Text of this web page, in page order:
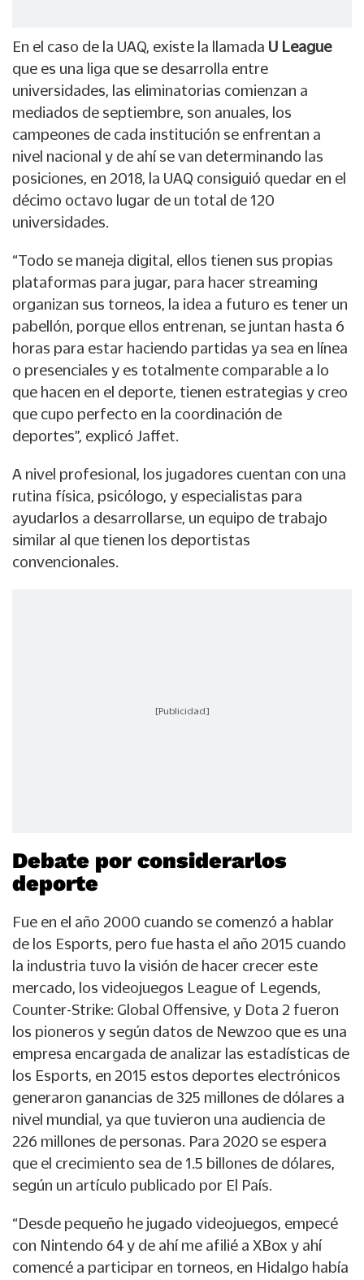
En el caso de la UAQ, existe la llamada U League
que es una liga que se desarrolla entre
universidades, las eliminatorias comienzan a
mediados de septiembre, son anuales, los
campeones de cada institución se enfrentan a
nivel nacional y de ahí se van determinando las
posiciones, en 2018, la UAQ consiguió quedar en el
décimo octavo lugar de un total de 120
universidades.
“Todo se maneja digital, ellos tienen sus propias
plataformas para jugar, para hacer streaming
organizan sus torneos, la idea a futuro es tener un
pabellón, porque ellos entrenan, se juntan hasta 6
horas para estar haciendo partidas ya sea en línea
o presenciales y es totalmente comparable a lo
que hacen en el deporte, tienen estrategias y creo
que cupo perfecto en la coordinación de
deportes”, explicó Jaffet.
A nivel profesional, los jugadores cuentan con una
rutina física, psicólogo, y especialistas para
ayudarlos a desarrollarse, un equipo de trabajo
similar al que tienen los deportistas
convencionales.
[Publicidad]
Debate por considerarlos
deporte
Fue en el año 2000 cuando se comenzó a hablar
de los Esports, pero fue hasta el año 2015 cuando
la industria tuvo la visión de hacer crecer este
mercado, los videojuegos League of Legends,
Counter-Strike: Global Offensive, y Dota 2 fueron
los pioneros y según datos de Newzoo que es una
empresa encargada de analizar las estadísticas de
los Esports, en 2015 estos deportes electrónicos
generaron ganancias de 325 millones de dólares a
nivel mundial, ya que tuvieron una audiencia de
226 millones de personas. Para 2020 se espera
que el crecimiento sea de 1.5 billones de dólares,
según un artículo publicado por El País.
“Desde pequeño he jugado videojuegos, empecé
con Nintendo 64 y de ahí me afilié a XBox y ahí
comencé a participar en torneos, en Hidalgo había